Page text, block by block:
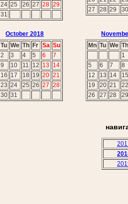
24 25 26 27 28 29
31
27
28 29 30
October 2018
Tu We Th Fr Sa Su
2 3 4 5 6
7
9 10 11 12 13
14
16 17 18 19 20 21
23 24 25 26 27 28
30 31
Mn Tu We Th
1
5
6 7
8
12
13 14
15
19
20 21
22
26
27 28 29